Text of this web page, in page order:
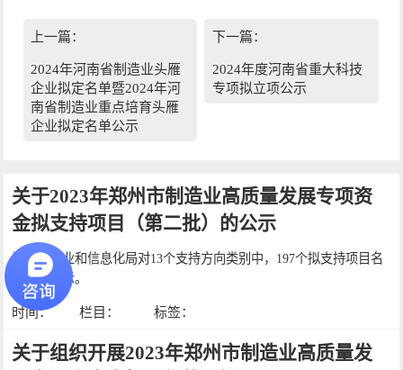
上一篇：
2024年河南省制造业头雁
企业拟定名单暨2024年河
南省制造业重点培育头雁
企业拟定名单公示
下一篇：
2024年度河南省重大科技
专项拟立项公示
关于2023年郑州市制造业高质量发展专项资
金拟支持项目（第二批）的公示
郑州市工业和信息化局对13个支持方向类别中，197个拟支持项目名
单予以公示。
时间： 栏目： 标签：
关于组织开展2023年郑州市制造业高质量发